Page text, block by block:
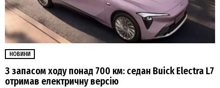
НОВИНИ
З запасом ходу понад 700 км: седан Buick Electra L7
отримав електричну версію